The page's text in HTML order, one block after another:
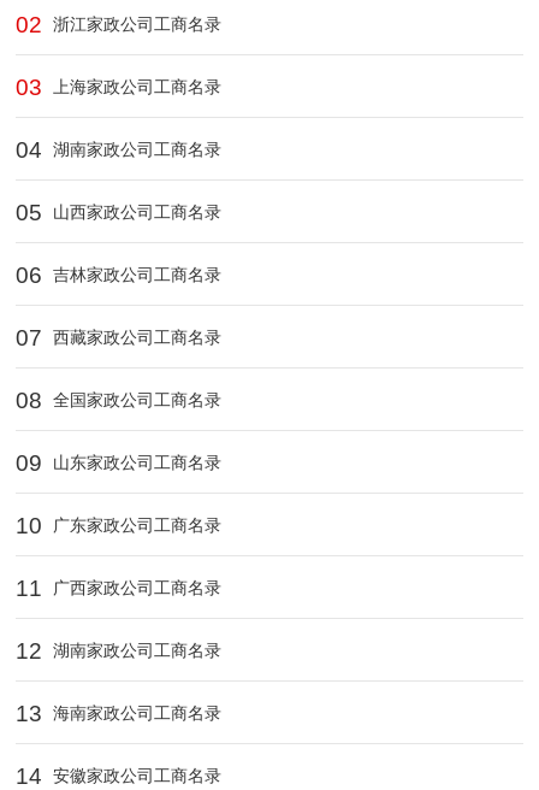
02 浙江家政公司工商名录
03 上海家政公司工商名录
04 湖南家政公司工商名录
05 山西家政公司工商名录
06 吉林家政公司工商名录
07 西藏家政公司工商名录
08 全国家政公司工商名录
09 山东家政公司工商名录
10 广东家政公司工商名录
11 广西家政公司工商名录
12 湖南家政公司工商名录
13 海南家政公司工商名录
14 安徽家政公司工商名录